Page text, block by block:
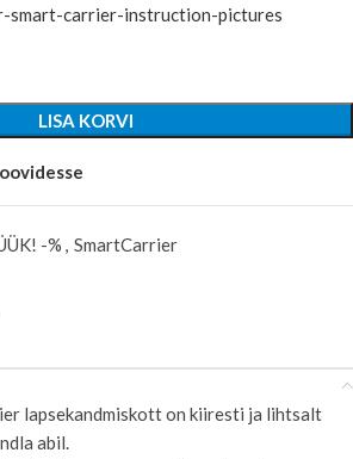
smart-carrier-instruction-pictures
LISA KORVI
-% , SmartCarrier
lapsekandmiskott on kiiresti ja lihtsalt
abil.